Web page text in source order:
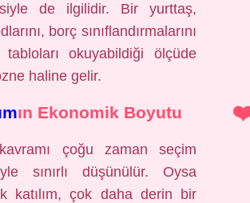
de ilgilidir. Bir yurttaş,
borç sınıflandırmalarını
okuyabildiği ölçüde
haline gelir.
ın Ekonomik Boyutu
çoğu zaman seçim
sınırlı düşünülür. Oysa
katılım, çok daha derin bir